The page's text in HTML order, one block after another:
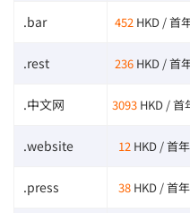
.bar 452 HKD / 首
.rest 236 HKD / 首
.中文网 3093 HKD / 首
.website 12 HKD / 首年
.press 38 HKD / 首年